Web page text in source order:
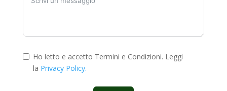
Ho letto e accetto Termini e Condizioni. Leggi
la Privacy Policy.